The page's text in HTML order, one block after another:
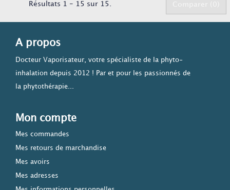
Résultats 1 - 15 sur 15.
A propos
Docteur Vaporisateur, votre spécialiste de la phyto-
inhalation depuis 2012 ! Par et pour les passionnés de
la phytothérapie...
Mon compte
Mes commandes
Mes retours de marchandise
Mes avoirs
Mes adresses